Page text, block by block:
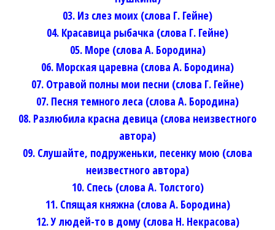
03. Из слез моих (слова Г. Гейне)
04. Красавица рыбачка (слова Г. Гейне)
05. Море (слова А. Бородина)
06. Морская царевна (слова А. Бородина)
07. Отравой полны мои песни (слова Г. Гейне)
07. Песня темного леса (слова А. Бородина)
08. Разлюбила красна девица (слова неизвестного
автора)
09. Слушайте, подруженьки, песенку мою (слова
неизвестного автора)
10. Спесь (слова А. Толстого)
11. Спящая княжна (слова А. Бородина)
12. У людей-то в дому (слова Н. Некрасова)